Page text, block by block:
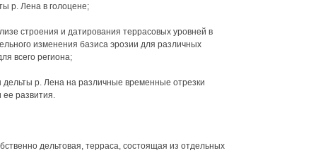
р. Лена в голоцене;
строения и датирования террасовых уровней в
изменения базиса эрозии для различных
всего региона;
р. Лена на различные временные отрезки
развития.
дельтовая, терраса, состоящая из отдельных